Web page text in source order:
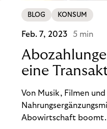
BLOG KONSUM
Feb. 7, 2023 5 min
eine
Von Musik, Filmen
Abowirtschaft boomt.